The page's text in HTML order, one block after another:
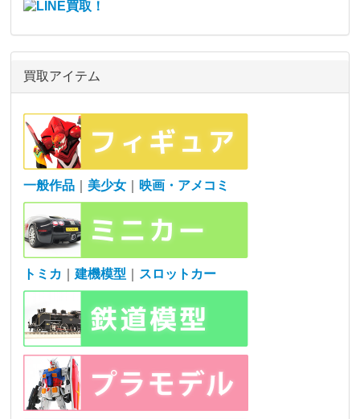
買取アイテム
一般作品 美少女 映画・アメコミ
トミカ ｜建機模型 スロットカー